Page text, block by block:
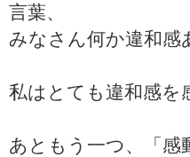
言葉、
みなさん何か違和感
私はとても違和感を
あともう一つ、「